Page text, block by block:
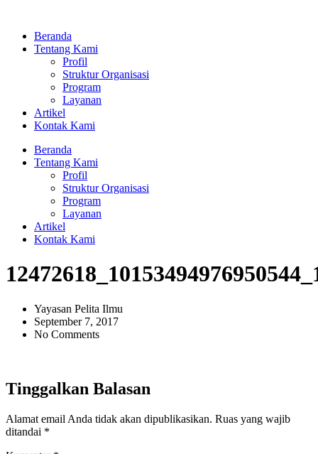
kontenBeranda
Tentang Kami
Profil
Struktur Organisasi
Program
Layanan
Artikel
Kontak Kami
Beranda
Tentang Kami
Profil
Struktur Organisasi
Program
Layanan
Artikel
Kontak Kami
Yayasan Pelita Ilmu
September 7, 2017
No Comments
Tinggalkan Balasan
Alamat email Anda tidak akan dipublikasikan. Ruas yang wajib
ditandai *